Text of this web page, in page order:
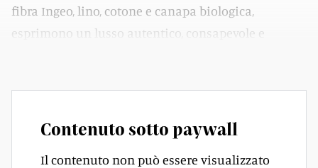
fibra Ingeo, lino, cotone e canapa biologica,
esprimono un lusso autentico, consapevole e
Contenuto sotto paywall
Il contenuto non può essere visualizzato